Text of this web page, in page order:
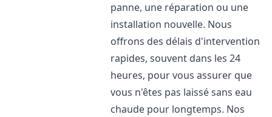
panne, une réparation ou une
installation nouvelle. Nous
offrons des délais d'intervention
rapides, souvent dans les 24
heures, pour vous assurer que
vous n'êtes pas laissé sans eau
chaude pour longtemps. Nos